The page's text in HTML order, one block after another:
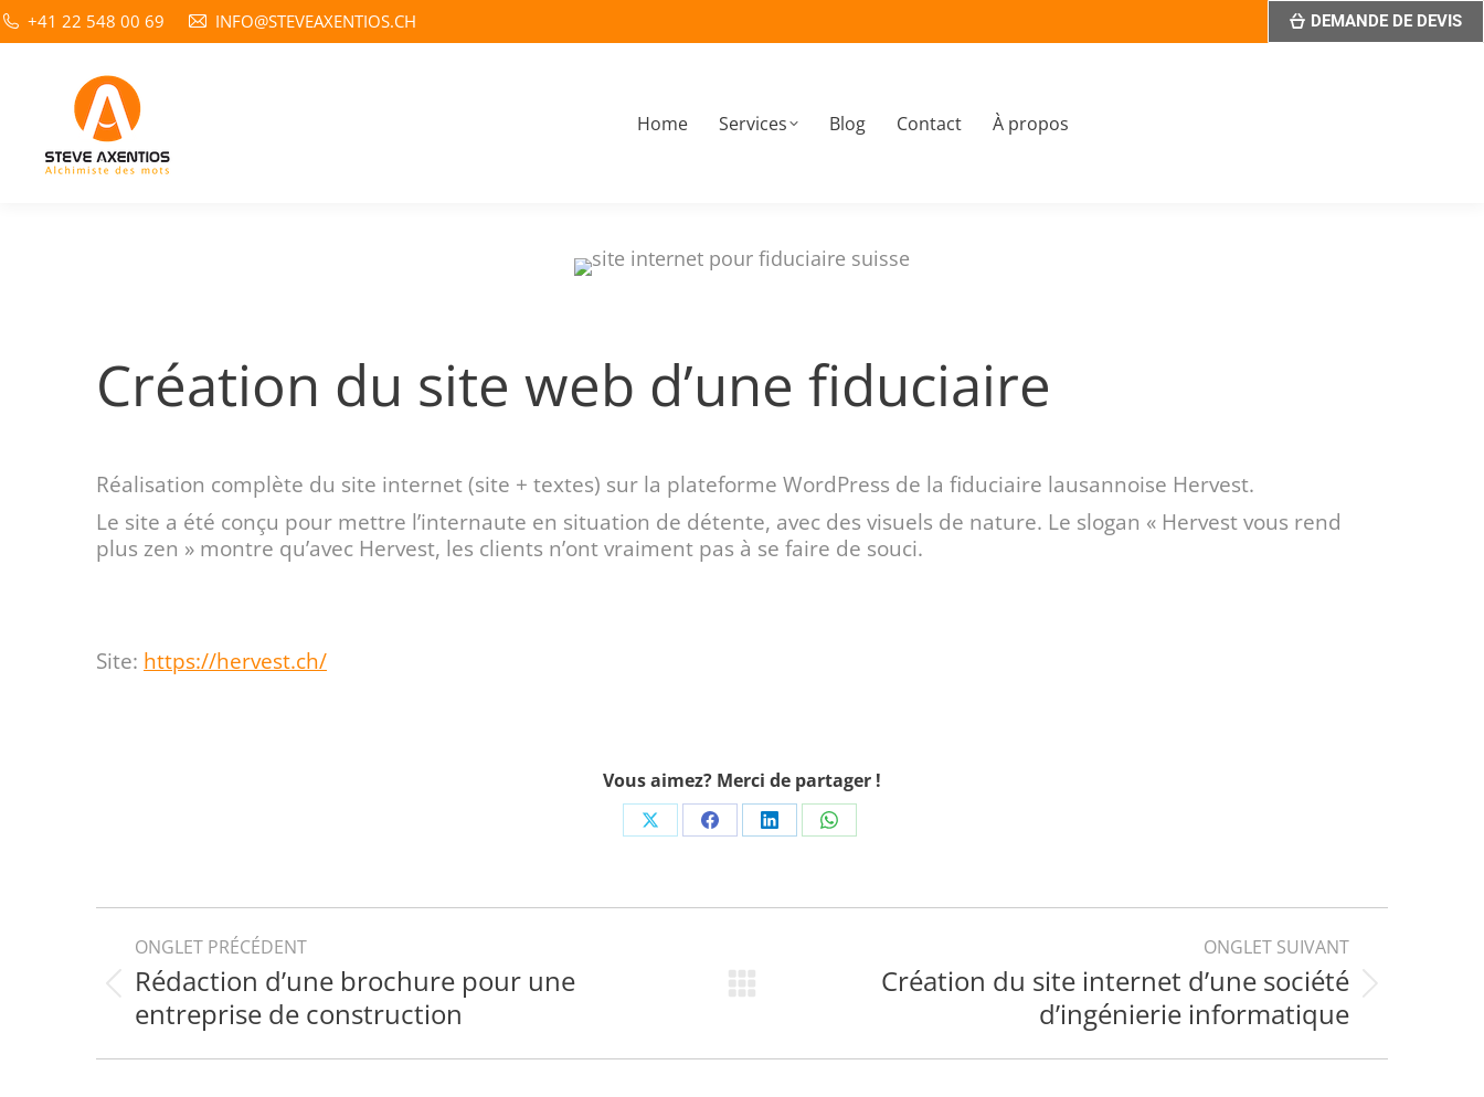
+41 22 548 00 69 INFO@STEVEAXENTIOS.CH DEMANDE DE DEVIS
Home Services Blog Contact À propos
Création du site web d’une fiduciaire
Réalisation complète du site internet (site + textes) sur la plateforme WordPress de la fiduciaire lausannoise Hervest.
Le site a été conçu pour mettre l’internaute en situation de détente, avec des visuels de nature. Le slogan « Hervest vous rend
plus zen » montre qu’avec Hervest, les clients n’ont vraiment pas à se faire de souci.
Site: https://hervest.ch/
Vous aimez? Merci de partager !
Share
X
Share
Facebook
Share
LinkedIn
Share
WhatsApp
Navigation
de
commentaire
ONGLET PRÉCÉDENT
Onglet
précédent
Rédaction d’une brochure pour une
entreprise de construction
ONGLET SUIVANT
Création du site internet d’une société
d’ingénierie informatique
Home Services Blog Contact À propos